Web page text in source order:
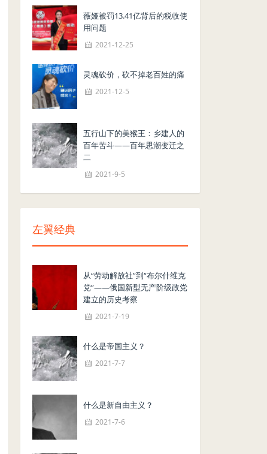
薇娅被罚13.41亿背后的税收使
用问题
2021-12-25
灵魂砍价，砍不掉老百姓的痛
2021-12-5
五行山下的美猴王：乡建人的
百年苦斗——百年思潮变迁之
二
2021-9-5
左翼经典
从“劳动解放社”到“布尔什维克
党”——俄国新型无产阶级政党
建立的历史考察
2021-7-19
什么是帝国主义？
2021-7-7
什么是新自由主义？
2021-7-6